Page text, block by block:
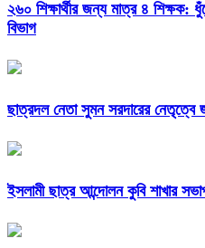
২৬০ শিক্ষার্থীর জন্য মাত্র ৪ শিক্ষক:
বিভাগ
ছাত্রদল নেতা সুমন সরদারের নেতৃত্বে
ইসলামী ছাত্র আন্দোলন কুবি শাখার